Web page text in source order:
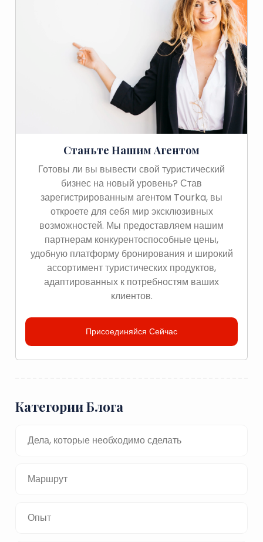
Станьте Нашим Агентом
Готовы ли вы вывести свой туристический
бизнес на новый уровень? Став
зарегистрированным агентом Tourka, вы
откроете для себя мир эксклюзивных
возможностей. Мы предоставляем нашим
партнерам конкурентоспособные цены,
удобную платформу бронирования и широкий
ассортимент туристических продуктов,
адаптированных к потребностям ваших
клиентов.
Присоединяйся Сейчас
Категории Блога
Дела, которые необходимо сделать
Маршрут
Опыт